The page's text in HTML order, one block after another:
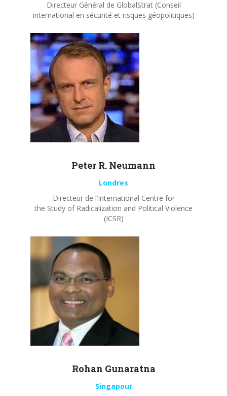
Directeur Général de GlobalStrat (Conseil
international en sécurité et risques géopolitiques)
Peter R. Neumann
Londres
Directeur de l’International Centre for
the Study of Radicalization and Political Violence
(ICSR)
Rohan Gunaratna
Singapour